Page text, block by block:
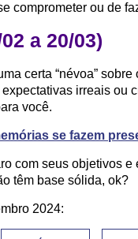
comprometer ou de
a 20/03)
certa “névoa”
irreais ou
você.
se fazem
com seus objetivos
têm base sólida, ok?
2024: